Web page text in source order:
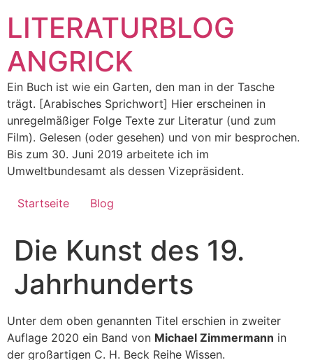
springen
LITERATURBLOG
ANGRICK
Ein Buch ist wie ein Garten, den man in der Tasche
trägt. [Arabisches Sprichwort] Hier erscheinen in
unregelmäßiger Folge Texte zur Literatur (und zum
Film). Gelesen (oder gesehen) und von mir besprochen.
Bis zum 30. Juni 2019 arbeitete ich im
Umweltbundesamt als dessen Vizepräsident.
Startseite Blog
Die Kunst des 19.
Jahrhunderts
Unter dem oben genannten Titel erschien in zweiter
Auflage 2020 ein Band von Michael Zimmermann in
der großartigen C. H. Beck Reihe Wissen.